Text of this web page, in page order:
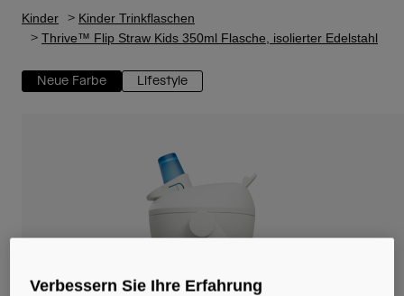
Trinkrucksäcke
Sport Trinkflaschen
Becher & Travel Mugs
Gürtel & Hüfttaschen
Wandern
Weg mit Wegwerfartikel
Kinder
Kinder Trinkflaschen
Thrive™ Flip Straw Kids 350ml Flasche, isolierter Edelstahl
Neue Farbe Lifestyle
Verbessern Sie Ihre Erfahrung